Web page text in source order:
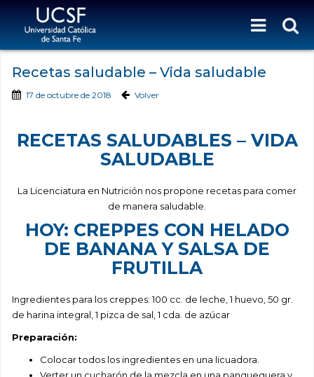
Recetas saludable – Vida saludable
17 de octubre de 2018 Volver
RECETAS SALUDABLES – VIDA
SALUDABLE
La Licenciatura en Nutrición nos propone recetas para comer
de manera saludable.
HOY: CREPPES CON HELADO
DE BANANA Y SALSA DE
FRUTILLA
Ingredientes para los creppes: 100 cc. de leche, 1 huevo, 50 gr.
de harina integral, 1 pizca de sal, 1 cda. de azúcar
Preparación:
Colocar todos los ingredientes en una licuadora.